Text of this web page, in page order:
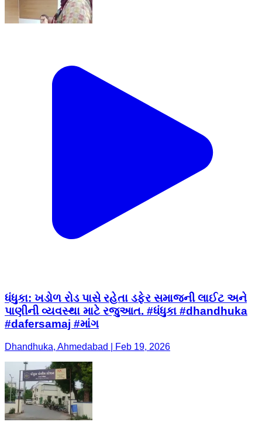
ધંધુકા: ખડોળ રોડ પાસે રહેતા ડફેર સમાજની લાઈટ અને
પાણીની વ્યવસ્થા માટે રજુઆત. #ધંધુકા #dhandhuka
#dafersamaj #માંગ
Dhandhuka, Ahmedabad | Feb 19, 2026